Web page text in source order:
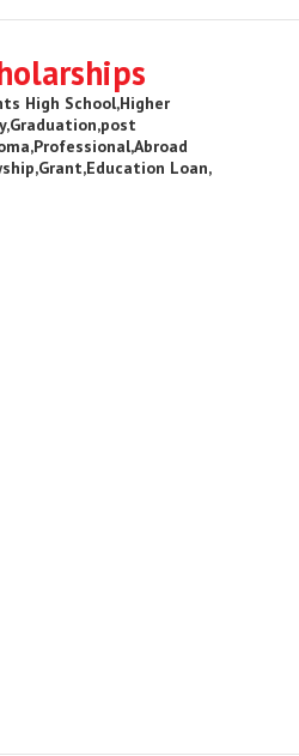
High School,Higher
Loan,